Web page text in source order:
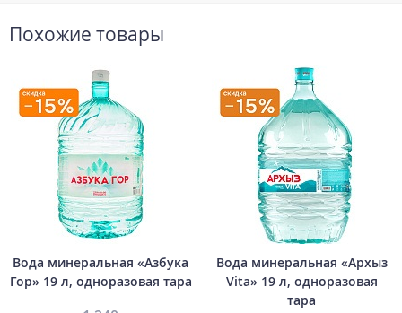
Похожие товары
Вода минеральная «Азбука
Гор» 19 л, одноразовая тара
Вода минеральная «Архыз
Vita» 19 л, одноразовая
тара